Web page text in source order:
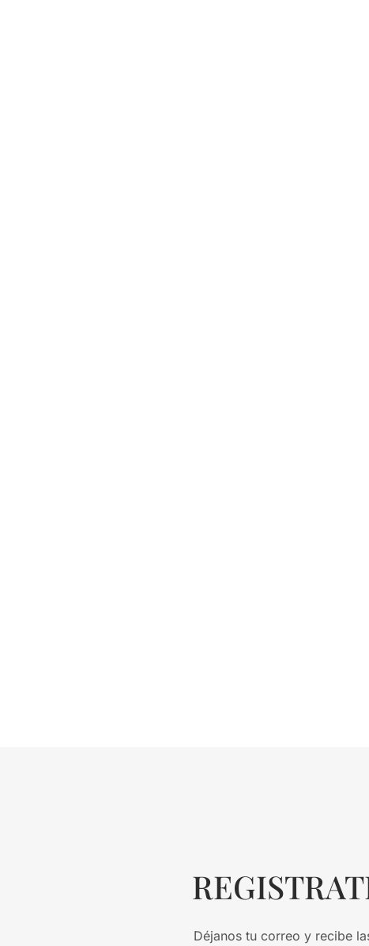
Déjanos tu correo y recibe